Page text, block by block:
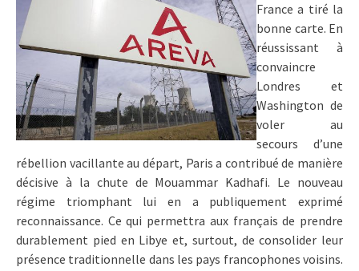
France a tiré la
bonne carte. En
réussissant à
convaincre
Londres et
Washington de
voler au
secours d’une
rébellion vacillante au départ, Paris a contribué de manière
décisive à la chute de Mouammar Kadhafi. Le nouveau
régime triomphant lui en a publiquement exprimé
reconnaissance. Ce qui permettra aux français de prendre
durablement pied en Libye et, surtout, de consolider leur
présence traditionnelle dans les pays francophones voisins.